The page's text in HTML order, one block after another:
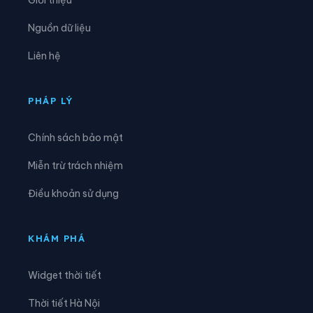
Xã Mường La
Xã Phiêng Khoài
Nguồn dữ liệu
Liên hệ
PHÁP LÝ
Chính sách bảo mật
Miễn trừ trách nhiệm
Điều khoản sử dụng
KHÁM PHÁ
Widget thời tiết
Thời tiết Hà Nội